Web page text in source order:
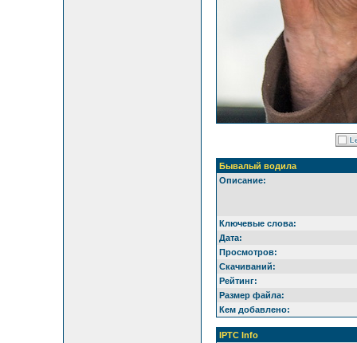
Бывалый водила
Описание:
Ключевые слова:
Дата:
Просмотров:
Скачиваний:
Рейтинг:
Размер файла:
Кем добавлено:
IPTC Info